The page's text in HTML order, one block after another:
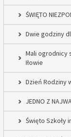
ŚWIĘTO
Dwie godziny
Mali ogrodnicy
Iłowie
Dzień Rodziny
JEDNO Z
Święto Szkoły